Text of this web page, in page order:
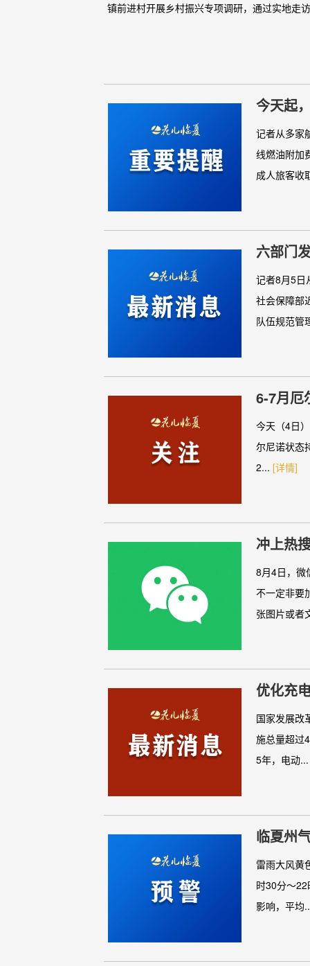
镇前进村开展乡村振兴专项调研，通过实地走
今天起
记者从多家
线燃油附加
成人旅客收
六部门
上不再
记者8月5日
社会保障部
队伍规范管
6-7月厄
今天（4日
尔尼诺状态
2... [详情]
冲上热
8月4日，微
不一定非要
张图片或者
优化充
国家发展改
施总量超过
5年，电动
雷雨大风黄
时30分～
影响，平均